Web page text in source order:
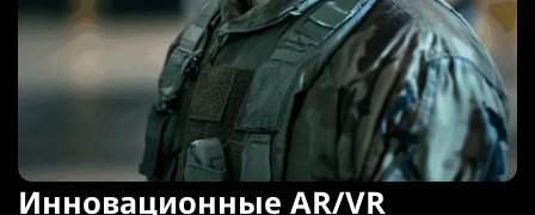
Инновационные AR/VR